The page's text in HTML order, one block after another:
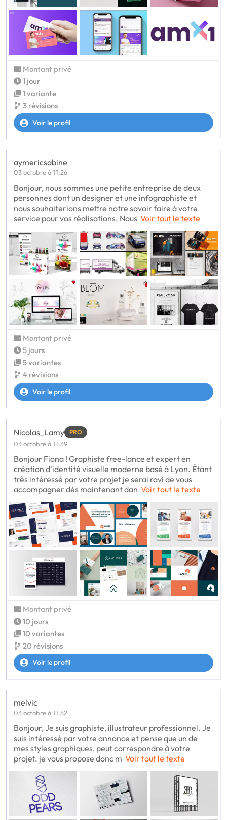
Montant privé
1 jour
1 variante
3 révisions
Voir le profil
aymericsabine
03 octobre à 11:26
Bonjour, nous sommes une petite entreprise de deux
personnes dont un designer et une infographiste et
nous souhaiterions mettre notre savoir faire à votre
service pour vos réalisations. Nous Voir tout le texte
Montant privé
5 jours
5 variantes
4 révisions
Voir le profil
Nicolas_Lamy PRO
03 octobre à 11:39
Bonjour Fiona ! Graphiste free-lance et expert en
création d'identité visuelle moderne basé à Lyon. Étant
très intéressé par votre projet je serai ravi de vous
accompagner dès maintenant dan Voir tout le texte
Montant privé
10 jours
10 variantes
20 révisions
Voir le profil
melvic
03 octobre à 11:52
Bonjour, Je suis graphiste, illustrateur professionnel. Je
suis intéressé par votre annonce et pense que un de
mes styles graphiques, peut correspondre à votre
projet. je vous propose donc m Voir tout le texte